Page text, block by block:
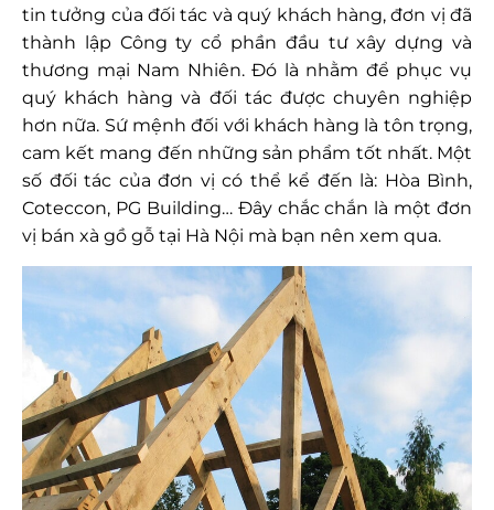
tin tưởng của đối tác và quý khách hàng, đơn vị đã
thành lập Công ty cổ phần đầu tư xây dựng và
thương mại Nam Nhiên. Đó là nhằm để phục vụ
quý khách hàng và đối tác được chuyên nghiệp
hơn nữa. Sứ mệnh đối với khách hàng là tôn trọng,
cam kết mang đến những sản phẩm tốt nhất. Một
số đối tác của đơn vị có thể kể đến là: Hòa Bình,
Coteccon, PG Building… Đây chắc chắn là một đơn
vị bán xà gồ gỗ tại Hà Nội mà bạn nên xem qua.